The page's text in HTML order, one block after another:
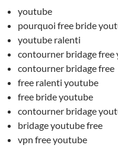
youtube
pourquoi free bride
youtube ralenti
contourner bridage free
contourner bridage free
free ralenti youtube
free bride youtube
contourner bridage
bridage youtube free
vpn free youtube